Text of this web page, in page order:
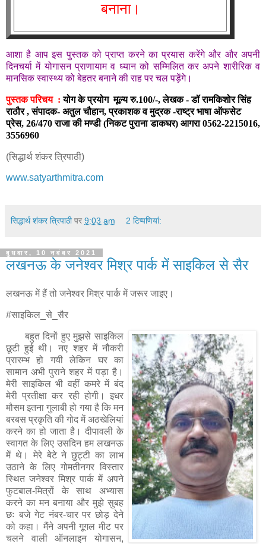
बनाना।
आशा है आप इस पुस्तक को प्राप्त करने का प्रयास करेंगे और और अपनी
दिनचर्या में योगासन प्राणायाम व ध्यान को सम्मिलित कर अपने शारीरिक व
मानसिक स्वास्थ्य को बेहतर बनाने की राह पर चल पड़ेंगे।
पुस्तक परिचय : योग के प्रयोग मूल्य रु.100/-, लेखक - डॉ रामकिशोर सिंह
राठौर , संपादक- अतुल चौहान, प्रकाशक व मुद्रक -राष्ट्र भाषा ऑफसेट
प्रेस, 26/470 राजा की मण्डी (निकट पुराना डाकघर) आगरा 0562-2215016,
3556960
(सिद्धार्थ शंकर त्रिपाठी)
www.satyarthmitra.com
सिद्धार्थ शंकर त्रिपाठी पर 9:03 am 2 टिप्‍पणियां:
बुधवार, 10 नवंबर 2021
लखनऊ के जनेश्वर मिश्र पार्क में साइकिल से सैर
लखनऊ में हैं तो जनेश्वर मिश्र पार्क में जरूर जाइए।
#साइकिल_से_सैर
बहुत दिनों हुए मुझसे साइकिल
छूटी हुई थी। नए शहर में नौकरी
प्रारम्भ हो गयी लेकिन घर का
सामान अभी पुराने शहर में पड़ा है।
मेरी साइकिल भी वहीं कमरे में बंद
मेरी प्रतीक्षा कर रही होगी। इधर
मौसम इतना गुलाबी हो गया है कि मन
बरबस प्रकृति की गोद में अठखेलियां
करने का हो जाता है। दीपावली के
स्वागत के लिए उसदिन हम लखनऊ
में थे। मेरे बेटे ने छुट्टी का लाभ
उठाने के लिए गोमतीनगर विस्तार
स्थित जनेश्वर मिश्र पार्क में अपने
फुटबाल-मित्रों के साथ अभ्यास
करने का मन बनाया और मुझे सुबह
छः बजे गेट नंबर-चार पर छोड़ देने
को कहा। मैंने अपनी गूगल मीट पर
चलने वाली ऑनलाइन योगासन,